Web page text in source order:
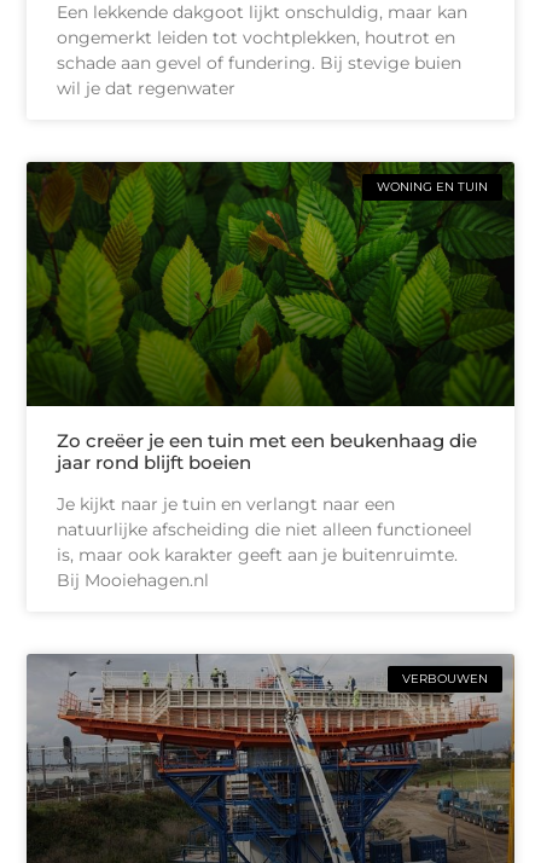
Een lekkende dakgoot lijkt onschuldig, maar kan
ongemerkt leiden tot vochtplekken, houtrot en
schade aan gevel of fundering. Bij stevige buien
wil je dat regenwater
WONING EN TUIN
Zo creëer je een tuin met een beukenhaag die
jaar rond blijft boeien
Je kijkt naar je tuin en verlangt naar een
natuurlijke afscheiding die niet alleen functioneel
is, maar ook karakter geeft aan je buitenruimte.
Bij Mooiehagen.nl
VERBOUWEN